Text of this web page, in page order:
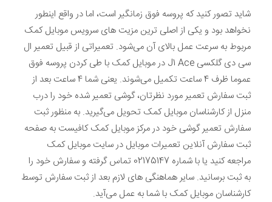
شاید تصور کنید که پروسه فوق زمانگیر است، اما در واقع اینطور
نخواهد بود و یکی از اصلی ترین مزیت های سرویس موبایل کمک
مربوط به سرعت عمل بالای آن می‌شود. تعمیراتی از قبیل تعمیر ال
سی دی گلکسی J1 Ace در موبایل کمک با طی کردن پروسه فوق
عموما ظرف 4 ساعت تکمیل می‌شوند. یعنی شما 4 ساعت بعد از
ثبت سفارش تعمیر مورد نظرتان، گوشی تعمیر شده خود را درب
منزل از کارشناسان موبایل کمک تحویل می‌گیرید. به منظور ثبت
سفارش تعمیر گوشی خود در مرکز موبایل کمک کافیست به صفحه
ثبت سفارش آنلاین تعمیرات موبایل در سایت موبایل کمک
مراجعه کنید یا با شماره 02175147 تماس گرفته و سفارش خود را
به ثبت برسانید. سایر هماهنگی های لازم بعد از ثبت سفارش توسط
کارشناسان موبایل کمک با شما به عمل می‌آید.